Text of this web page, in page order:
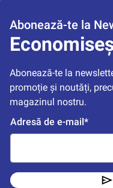
Abonează-te la
Abonează-te la
promoție și noutăți,
magazinul nostru.
Adresă de e-mail*